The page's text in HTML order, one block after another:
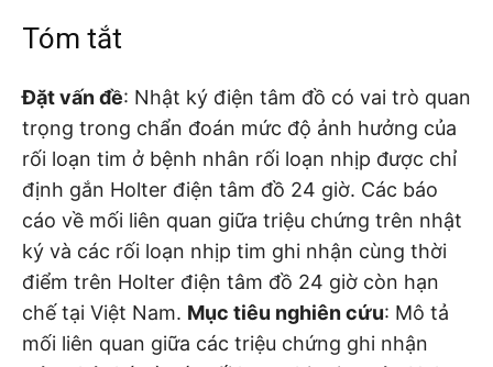
Tóm tắt
Đặt vấn đề: Nhật ký điện tâm đồ có vai trò quan
trọng trong chẩn đoán mức độ ảnh hưởng của
rối loạn tim ở bệnh nhân rối loạn nhịp được chỉ
định gắn Holter điện tâm đồ 24 giờ. Các báo
cáo về mối liên quan giữa triệu chứng trên nhật
ký và các rối loạn nhịp tim ghi nhận cùng thời
điểm trên Holter điện tâm đồ 24 giờ còn hạn
chế tại Việt Nam. Mục tiêu nghiên cứu: Mô tả
mối liên quan giữa các triệu chứng ghi nhận